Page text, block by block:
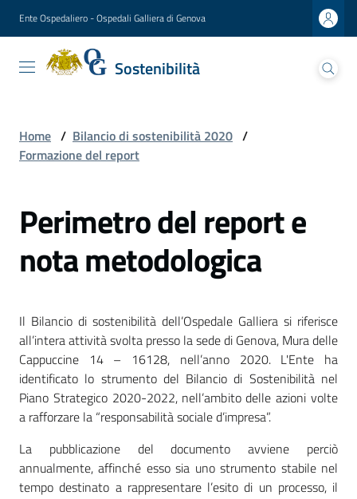
Vai al contenuto
Vai alla navigazione
Vai al footer
Ente Ospedaliero - Ospedali Galliera di Genova
Sostenibilità
Sostenibilità
Ospedali Galliera
Lettera
del
Presentazione
del
Direttore
generale
di
materialità
Mappa
degli
Stakeholders
Home / Bilancio di sostenibilità 2020 /
Formazione del report
Perimetro del report e
nota metodologica
Il Bilancio di sostenibilità dell’Ospedale Galliera si riferisce
all’intera attività svolta presso la sede di Genova, Mura delle
Cappuccine 14 – 16128, nell’anno 2020. L'Ente ha
identificato lo strumento del Bilancio di Sostenibilità nel
Piano Strategico 2020-2022, nell’ambito delle azioni volte
a rafforzare la “responsabilità sociale d’impresa”.
La pubblicazione del documento avviene perciò
annualmente, affinché esso sia uno strumento stabile nel
tempo destinato a rappresentare l’esito di un processo, il